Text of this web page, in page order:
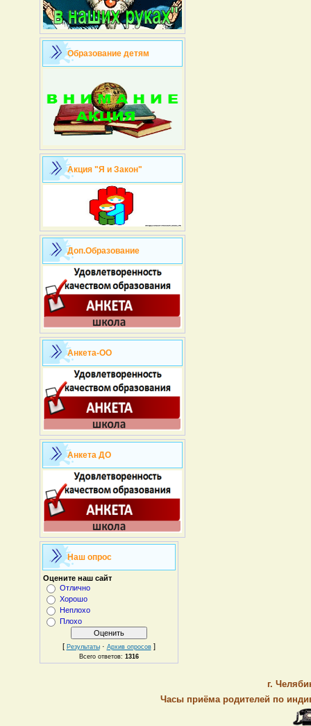
Образование детям
Акция "Я и Закон"
Доп.Образование
Анкета-ОО
Анкета ДО
Наш опрос
Оцените наш сайт
Отлично
Хорошо
Неплохо
Плохо
[ Результаты· Архив опросов]
Всего ответов: 1316
г.
Часы приёма родителей по